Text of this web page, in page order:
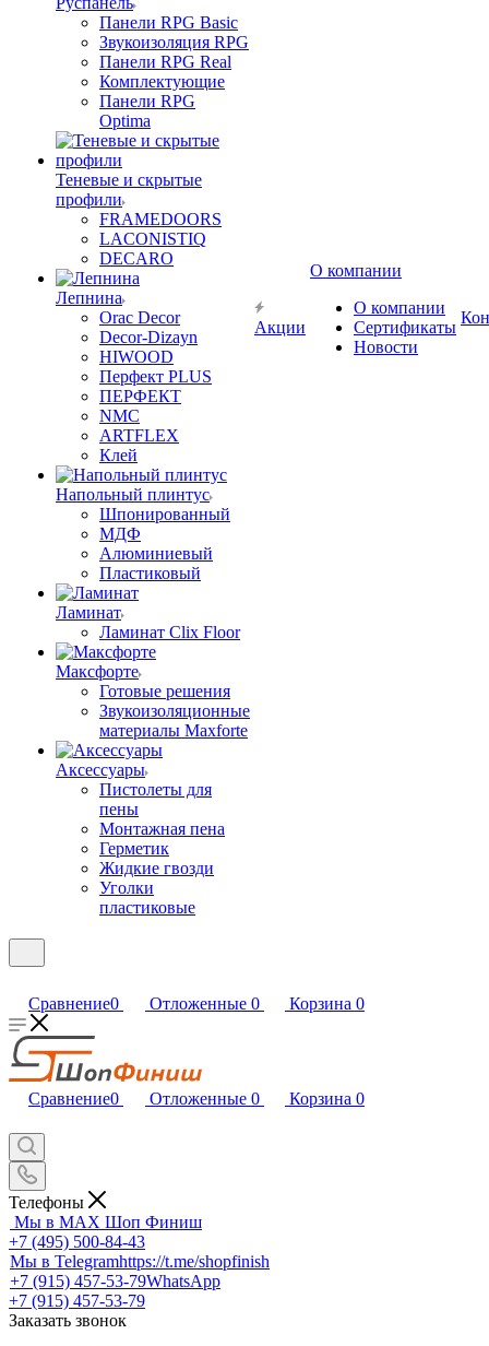
Панели RPG Basic
Звукоизоляция RPG
Панели RPG Real
Комплектующие
Панели RPG
Optima
Теневые и скрытые
профили
FRAMEDOORS
LACONISTIQ
DECARO
Лепнина
Orac Decor
Decor-Dizayn
HIWOOD
Перфект PLUS
ПЕРФЕКТ
NMC
ARTFLEX
Клей
Напольный плинтус
Шпонированный
МДФ
Алюминиевый
Пластиковый
Ламинат
Ламинат Clix Floor
Максфорте
Готовые решения
Звукоизоляционные
материалы Maxforte
Аксессуары
Пистолеты для
пены
Монтажная пена
Герметик
Жидкие гвозди
Уголки
пластиковые
Акции
О компании
О компании
Сертификаты
Новости
Сравнение0 Отложенные 0 Корзина 0
Сравнение0 Отложенные 0 Корзина 0
Телефоны
Мы в MAX Шоп Финиш
+7 (495) 500-84-43
Мы в Telegramhttps://t.me/shopfinish
+7 (915) 457-53-79WhatsApp
+7 (915) 457-53-79
Заказать звонок